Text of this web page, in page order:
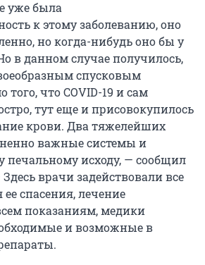
уже была
к этому заболеванию, оно
но когда-нибудь оно бы у
в данном случае получилось,
спусковым
что COVID-19 и сам
тут еще и присовокупилось
крови. Два тяжелейших
важные системы и
печальному исходу, — сообщил
врачи задействовали все
спасения, лечение
показаниям, медики
и возможные в